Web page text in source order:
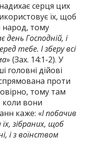
серця цих
їх, щоб
народ, тому
день Господній, і
тебе. І зберу всі
» (Зах. 14:1-2). У
головні дійові
спрямована проти
тому там
коли вони
каже: «І побачив
їх, зібраних, щоб
і з воїнством